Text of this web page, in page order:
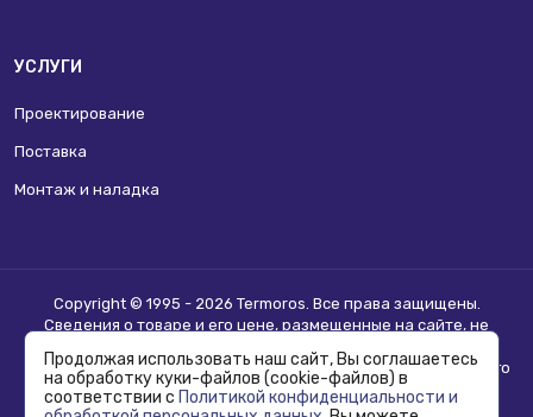
УСЛУГИ
Проектирование
Поставка
Монтаж и наладка
Copyright © 1995 - 2026 Termoros. Все права защищены.
Сведения о товаре и его цене, размещенные на сайте, не
Информацию о возможности приобретения соответствующего
товара и условиях такого приобретения уточняйте в отделе
продаж.
Продолжая использовать наш сайт, Вы соглашаетесь
на обработку куки-файлов (cookie-файлов) в
соответствии с Политикой конфиденциальности и